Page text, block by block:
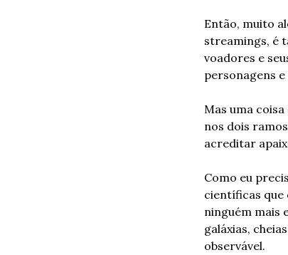
Então, muito
streamings, é
voadores e
personagens
Mas uma
nos dois
acreditar
Como eu
científicas que
ninguém mais
galáxias,
observável.